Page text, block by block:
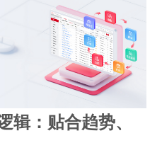
辑：贴合趋势、